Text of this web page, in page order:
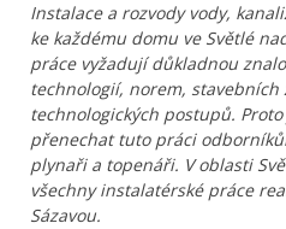
Instalace a rozvody vody,
ke každému domu ve Světlé
práce vyžadují důkladnou
technologií, norem, stavebních
technologických postupů.
přenechat tuto práci
plynaři a topenáři. V oblasti
všechny instalatérské práce
Sázavou.